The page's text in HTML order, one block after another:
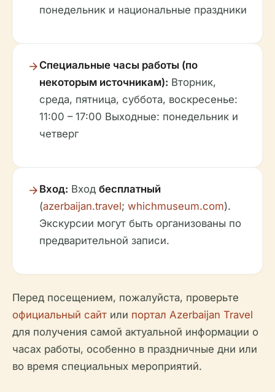
понедельник и национальные праздники
Специальные часы работы (по
некоторым источникам): Вторник,
среда, пятница, суббота, воскресенье:
11:00 – 17:00 Выходные: понедельник и
четверг
Вход: Вход бесплатный
(azerbaijan.travel; whichmuseum.com).
Экскурсии могут быть организованы по
предварительной записи.
Перед посещением, пожалуйста, проверьте
официальный сайт или портал Azerbaijan Travel
для получения самой актуальной информации о
часах работы, особенно в праздничные дни или
во время специальных мероприятий.